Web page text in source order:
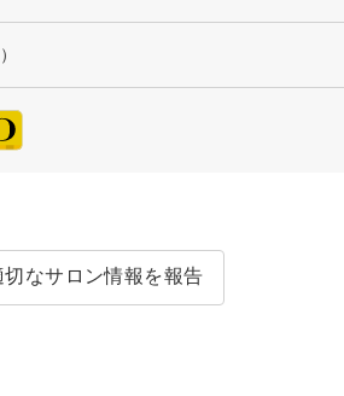
切なサロン情報を報告